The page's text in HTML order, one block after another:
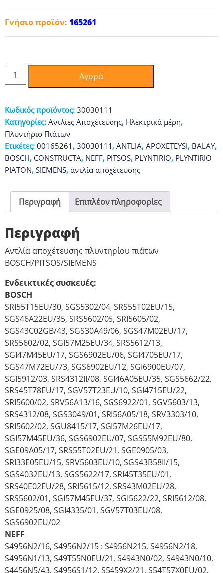
Γνήσιο προϊόν: 165261
Αντλία
αποχέτευσης
πιάτων
Bosch
ποσότητα
Αγορά
Κωδικός προϊόντος: 30030111
Κατηγορίες: Αντλίες Αποχέτευσης, Ηλεκτρικά μέρη,
Πλυντήριο Πιάτων
Ετικέτες: 00165261 , 30030111 , ANTLIA, APOXETEYSI, BALAY,
BOSCH, CONSTRUCTA, NEFF, PITSOS, PLYNTIRIO, PLYNTIRIO
PIATON, SIEMENS, αντλία αποχέτευσης
Περιγραφή Επιπλέον πληροφορίες
Περιγραφή
Αντλία αποχέτευσης πλυντηρίου πιάτων
BOSCH/PITSOS/SIEMENS
Ενδεικτικές συσκευές:
BOSCH
SRI55T15EU/30, SGS5302/04, SRS55T02EU/15,
SGS46A22EU/35, SRS5602/05, SRI5605/02,
SGS43C02GB/43, SGS30A49/06, SGS47M02EU/17,
SRS5602/02, SGI57M25EU/34, SRS5612/13,
SGI47M45EU/17, SGS6902EU/06, SGI4705EU/17,
SGS47M72EU/73, SGS6902EU/12, SGI6900EU/07,
SGI5912/03, SRS4312II/08, SGI46A05EU/35, SGS5662/22,
SRS45T78EU/17, SGV57T23EU/10, SGI4715EU/22,
SRI5600/02, SRV56A13/16, SGS6922/01, SGV5603/13,
SRS4312/08, SGS3049/01, SRI56A05/18, SRV3303/10,
SRI5602/02, SGU8415/17, SGI57M26EU/17,
SGI57M45EU/36, SGS6902EU/07, SGS55M92EU/80,
SGE09A05/17, SRS55T02EU/21, SGE0905/03,
SRI33E05EU/15, SRV5603EU/10, SGS43B58II/15,
SGS4032EU/13, SGS5622/17, SRI45T35EU/01,
SRS40E02EU/28, SRI5615/12, SRS43M02EU/28,
SRS5602/01, SGI57M45EU/37, SGI5622/22, SRI5612/08,
SGE0925/08, SGI4335/01, SGV57T03EU/08,
SGS6902EU/02
NEFF
S4956N2/16, S4956N2/15 : S4956N215, S4956N2/18,
S4956N1/13, S49T55N0EU/21, S4943N0/02, S4943N0/10,
S4456N5/43, S4956S1/12, S5459X2/21, S54T57X0EU/02,